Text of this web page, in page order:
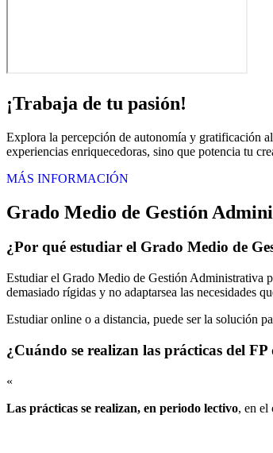
¡Trabaja de tu pasión!
Explora la percepción de autonomía y gratificación
experiencias enriquecedoras, sino que potencia tu
MÁS INFORMACIÓN
Grado Medio de Gestión
¿Por qué estudiar el Grado Medio de
Estudiar el Grado Medio de Gestión Administrativa
demasiado rígidas y no adaptarsea las necesidades
Estudiar online o a distancia, puede ser la solución
¿Cuándo se realizan las prácticas del
«
Las prácticas se realizan, en periodo lectivo, en el